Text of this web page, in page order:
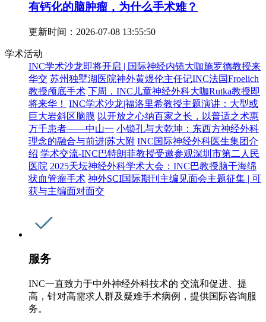
有钙化的脑肿瘤，为什么手术难？
更新时间： 2026-07-08 13:55:50
学术活动
INC学术沙龙即将开启 | 国际神经内镜大咖施罗德教授来
华交 苏州独墅湖医院神外黄煜伦主任记INC法国Froelich
教授颅底手术 下周，INC儿童神经外科大咖Rutka教授即
将来华！
INC学术沙龙|福洛里希教授主题演讲：大型或
巨大岩斜区脑膜 以开放之心纳百家之长，以普适之术惠
万千患者——中山一 小锁孔与大乾坤：东西方神经外科
理念的融合与前进|苏大附 INC国际神经外科医生集团介
绍 学术交流-INC巴特朗菲教授受邀参观深圳市第二人民
医院 2025天坛神经外科学术大会：INC巴教授脑干海绵
状血管瘤手术 神外SCI国际期刊主编见面会主题征集 | 可
获与主编面对面交
服务
INC一直致力于中外神经外科技术的 交流和促进、提
高，针对高需求人群及疑难手术病例，提供国际咨询服
务。